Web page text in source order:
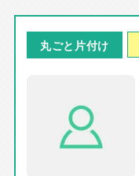
丸ごと片付け